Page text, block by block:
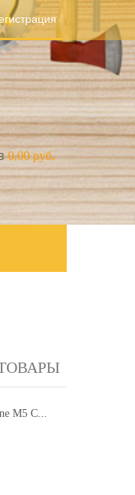
0,00 руб.
M5 С...